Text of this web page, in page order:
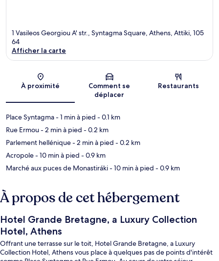
1 Vasileos Georgiou A' str., Syntagma Square, Athens, Attiki, 105
64
Afficher la carte
À proximité
Comment se
déplacer
Restaurants
Place Syntagma- 1 min à pied - 0.1 km
Rue Ermou- 2 min à pied - 0.2 km
Parlement hellénique- 2 min à pied - 0.2 km
Acropole- 10 min à pied - 0.9 km
Marché aux puces de Monastiráki- 10 min à pied - 0.9 km
À propos de cet hébergement
Hotel Grande Bretagne, a Luxury Collection
Hotel, Athens
Offrant une terrasse sur le toit, Hotel Grande Bretagne, a Luxury
Collection Hotel, Athens vous place à quelques pas de points d'intérêt